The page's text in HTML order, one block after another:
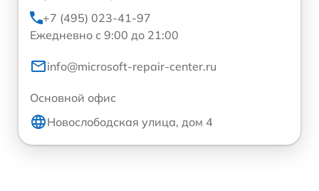
+7 (495) 023-41-97
Ежедневно с 9:00 до 21:00
info@microsoft-repair-center.ru
Основной офис
Новослободская улица, дом 4